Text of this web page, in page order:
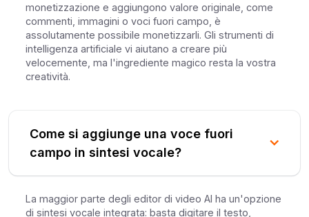
monetizzazione e aggiungono valore originale, come
commenti, immagini o voci fuori campo, è
assolutamente possibile monetizzarli. Gli strumenti di
intelligenza artificiale vi aiutano a creare più
velocemente, ma l'ingrediente magico resta la vostra
creatività.
Come si aggiunge una voce fuori
campo in sintesi vocale?
La maggior parte degli editor di video AI ha un'opzione
di sintesi vocale integrata: basta digitare il testo,